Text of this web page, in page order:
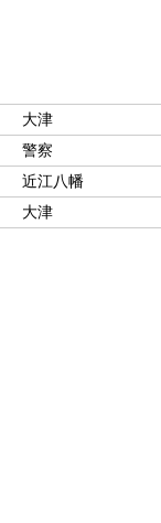
大津
警察
近江八幡
大津